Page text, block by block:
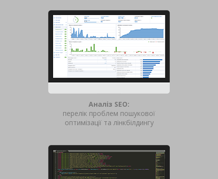
Аналіз SEO:
перелік проблем пошукової
оптимізації та лінкбілдингу